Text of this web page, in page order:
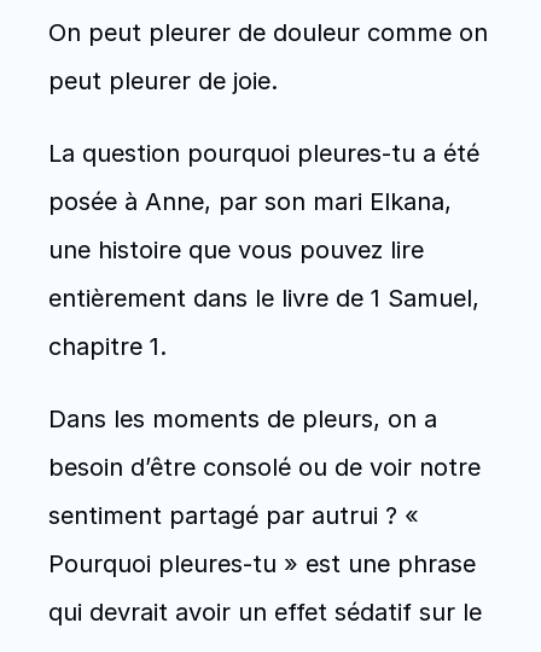
On peut pleurer de douleur comme on
peut pleurer de joie.
La question pourquoi pleures-tu a été
posée à Anne, par son mari Elkana,
une histoire que vous pouvez lire
entièrement dans le livre de 1 Samuel,
chapitre 1.
Dans les moments de pleurs, on a
besoin d’être consolé ou de voir notre
sentiment partagé par autrui ? «
Pourquoi pleures-tu » est une phrase
qui devrait avoir un effet sédatif sur le